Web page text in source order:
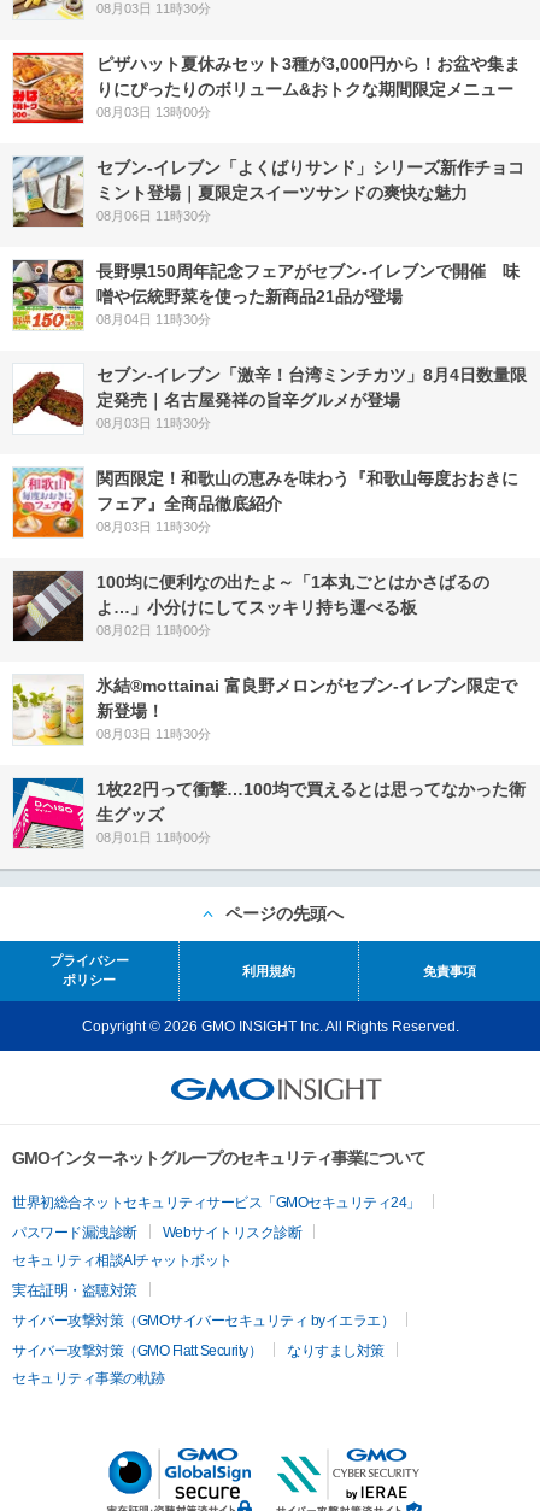
08月03日 11時30分
ピザハット夏休みセット3種が3,000円から！お盆や集ま
りにぴったりのボリューム&おトクな期間限定メニュー
08月03日 13時00分
セブン‐イレブン「よくばりサンド」シリーズ新作チョコ
ミント登場｜夏限定スイーツサンドの爽快な魅力
08月06日 11時30分
長野県150周年記念フェアがセブン-イレブンで開催 味
噌や伝統野菜を使った新商品21品が登場
08月04日 11時30分
セブン-イレブン「激辛！台湾ミンチカツ」8月4日数量限
定発売｜名古屋発祥の旨辛グルメが登場
08月03日 11時30分
関西限定！和歌山の恵みを味わう『和歌山毎度おおきに
フェア』全商品徹底紹介
08月03日 11時30分
100均に便利なの出たよ～「1本丸ごとはかさばるの
よ…」小分けにしてスッキリ持ち運べる板
08月02日 11時00分
氷結®mottainai 富良野メロンがセブン‐イレブン限定で
新登場！
08月03日 11時30分
1枚22円って衝撃…100均で買えるとは思ってなかった衛
生グッズ
08月01日 11時00分
ページの先頭へ
プライバシー
ポリシー
利用規約 免責事項
Copyright © 2026 GMO INSIGHT Inc. All Rights Reserved.
GMOインターネットグループのセキュリティ事業について
世界初総合ネットセキュリティサービス「GMOセキュリティ24」
パスワード漏洩診断
Webサイトリスク診断
セキュリティ相談AIチャットボット
実在証明・盗聴対策
サイバー攻撃対策（GMOサイバーセキュリティ byイエラエ）
サイバー攻撃対策（GMO Flatt Security）
なりすまし対策
セキュリティ事業の軌跡